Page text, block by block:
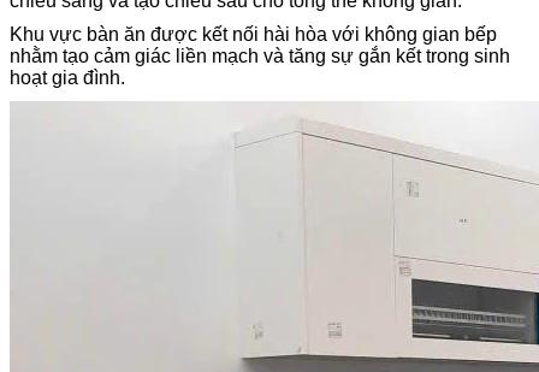
Khu vực bàn ăn được kết nối hài hòa với không gian bếp
nhằm tạo cảm giác liền mạch và tăng sự gắn kết trong sinh
hoạt gia đình.